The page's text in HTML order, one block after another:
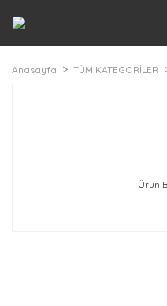
Anasayfa TÜM KATEGORİLER
Ürün